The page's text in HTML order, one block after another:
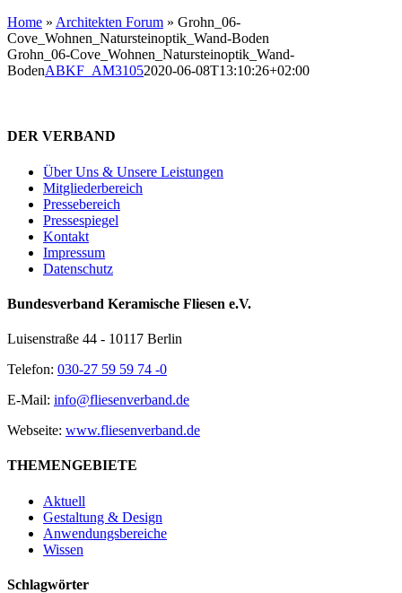
Home » Architekten Forum » Grohn_06-
Cove_Wohnen_Natursteinoptik_Wand-Boden
Grohn_06-Cove_Wohnen_Natursteinoptik_Wand-
BodenABKF_AM31052020-06-08T13:10:26+02:00
DER VERBAND
Über Uns & Unsere Leistungen
Mitgliederbereich
Pressebereich
Pressespiegel
Kontakt
Impressum
Datenschutz
Bundesverband Keramische Fliesen e.V.
Luisenstraße 44 - 10117 Berlin
Telefon: 030-27 59 59 74 -0
E-Mail: info@fliesenverband.de
Webseite: www.fliesenverband.de
THEMENGEBIETE
Aktuell
Gestaltung & Design
Anwendungsbereiche
Wissen
Schlagwörter